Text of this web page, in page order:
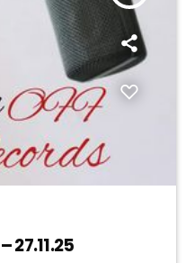
27.11.25